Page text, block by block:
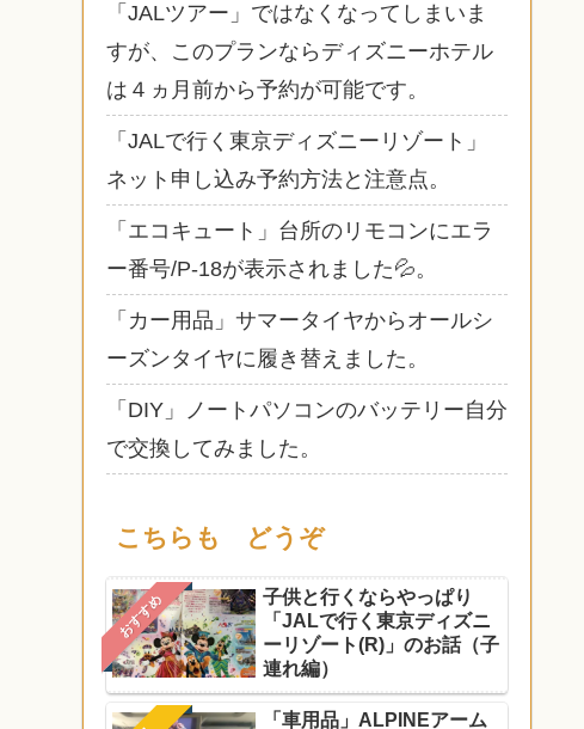
「JALツアー」ではなくなってしまいま
すが、このプランならディズニーホテル
は４ヵ月前から予約が可能です。
「JALで行く東京ディズニーリゾート」
ネット申し込み予約方法と注意点。
「エコキュート」台所のリモコンにエラ
ー番号/P-18が表示されました💦。
「カー用品」サマータイヤからオールシ
ーズンタイヤに履き替えました。
「DIY」ノートパソコンのバッテリー自分
で交換してみました。
こちらも どうぞ
おすすめ
子供と行くならやっぱり
「JALで行く東京ディズニ
ーリゾート(R)」のお話（子
連れ編）
「車用品」ALPINEアーム